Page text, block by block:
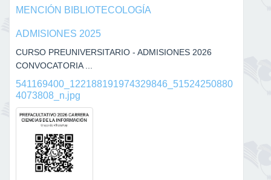
MENCIÓN BIBLIOTECOLOGÍA
ADMISIONES 2025
CURSO PREUNIVERSITARIO - ADMISIONES 2026
CONVOCATORIA ...
541169400_122188191974329846_51524250880
4073808_n.jpg